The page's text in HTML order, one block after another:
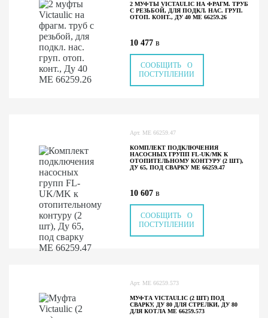
2 МУФТЫ VICTAULIC НА ФРАГМ. ТРУБ
С РЕЗЬБОЙ, ДЛЯ ПОДКЛ. НАС. ГРУП.
ОТОП. КОНТ., ДУ 40 ME 66259.26
10 477 в
СООБЩИТЬ О
ПОСТУПЛЕНИИ
Арт. ME 66259.47
КОМПЛЕКТ ПОДКЛЮЧЕНИЯ
НАСОСНЫХ ГРУПП FL-UK/MK К
ОТОПИТЕЛЬНОМУ КОНТУРУ (2 ШТ),
ДУ 65, ПОД СВАРКУ ME 66259.47
10 607 в
СООБЩИТЬ О
ПОСТУПЛЕНИИ
Арт. ME 66259.573
МУФТА VICTAULIC (2 ШТ) ПОД
СВАРКУ, ДУ 80 ДЛЯ СТРЕЛКИ, ДУ 80
ДЛЯ КОТЛА ME 66259.573